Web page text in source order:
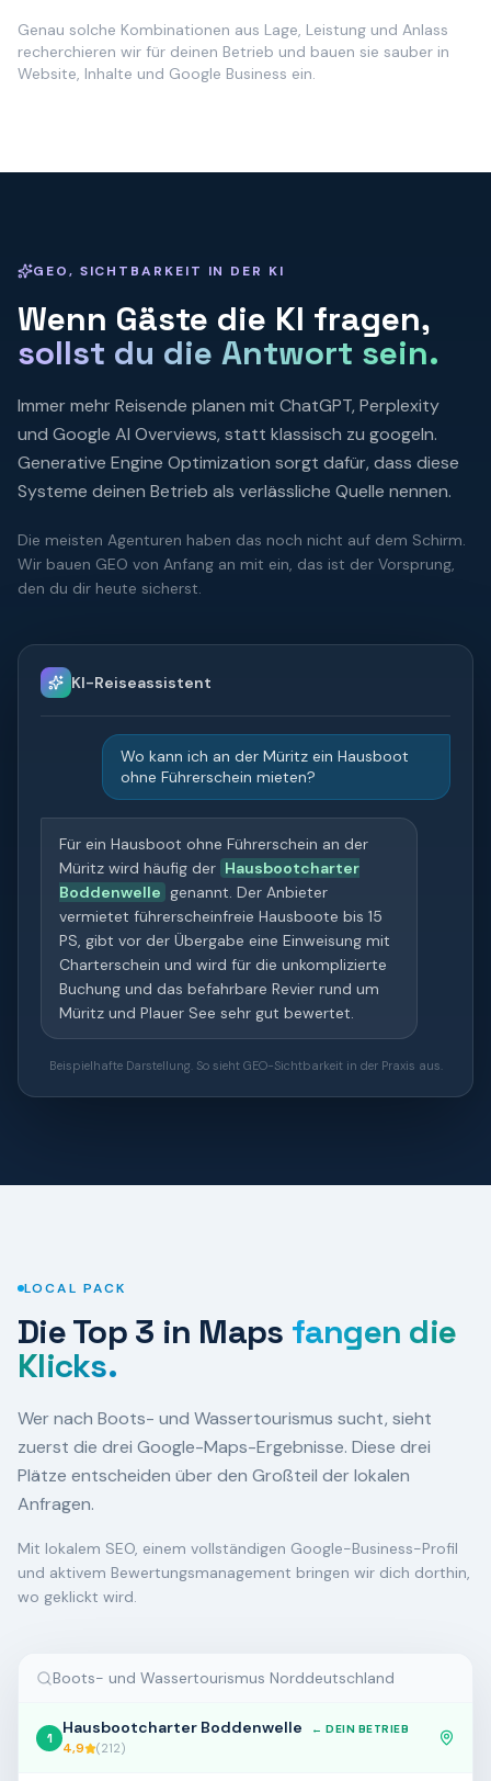
Genau solche Kombinationen aus Lage, Leistung und Anlass
recherchieren wir für deinen Betrieb und bauen sie sauber in
Website, Inhalte und Google Business ein.
GEO, SICHTBARKEIT IN DER KI
Wenn Gäste die KI fragen,
sollst du die Antwort sein.
Immer mehr Reisende planen mit ChatGPT, Perplexity
und Google AI Overviews, statt klassisch zu googeln.
Generative Engine Optimization sorgt dafür, dass diese
Systeme deinen Betrieb als verlässliche Quelle nennen.
Die meisten Agenturen haben das noch nicht auf dem Schirm.
Wir bauen GEO von Anfang an mit ein, das ist der Vorsprung,
den du dir heute sicherst.
KI-Reiseassistent
Wo kann ich an der Müritz ein Hausboot
ohne Führerschein mieten?
Für ein Hausboot ohne Führerschein an der
Müritz wird häufig der Hausbootcharter
Boddenwelle genannt. Der Anbieter
vermietet führerscheinfreie Hausboote bis 15
PS, gibt vor der Übergabe eine Einweisung mit
Charterschein und wird für die unkomplizierte
Buchung und das befahrbare Revier rund um
Müritz und Plauer See sehr gut bewertet.
Beispielhafte Darstellung. So sieht GEO-Sichtbarkeit in der Praxis aus.
LOCAL PACK
Die Top 3 in Maps fangen die
Klicks.
Wer nach Boots- und Wassertourismus sucht, sieht
zuerst die drei Google-Maps-Ergebnisse. Diese drei
Plätze entscheiden über den Großteil der lokalen
Anfragen.
Mit lokalem SEO, einem vollständigen Google-Business-Profil
und aktivem Bewertungsmanagement bringen wir dich dorthin,
wo geklickt wird.
Boots- und Wassertourismus Norddeutschland
1
Hausbootcharter Boddenwelle ← DEIN BETRIEB
4,9 (212)